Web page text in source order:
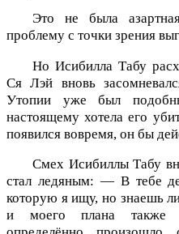
Это не была
проблему с точки зрения
Но Исибилла Табу
Ся Лэй вновь
Утопии уже был
настоящему хотела его
появился вовремя, он бы
Смех Исибиллы Табу
стал ледяным: — В тебе
которую я ищу, но знаешь
и моего плана также